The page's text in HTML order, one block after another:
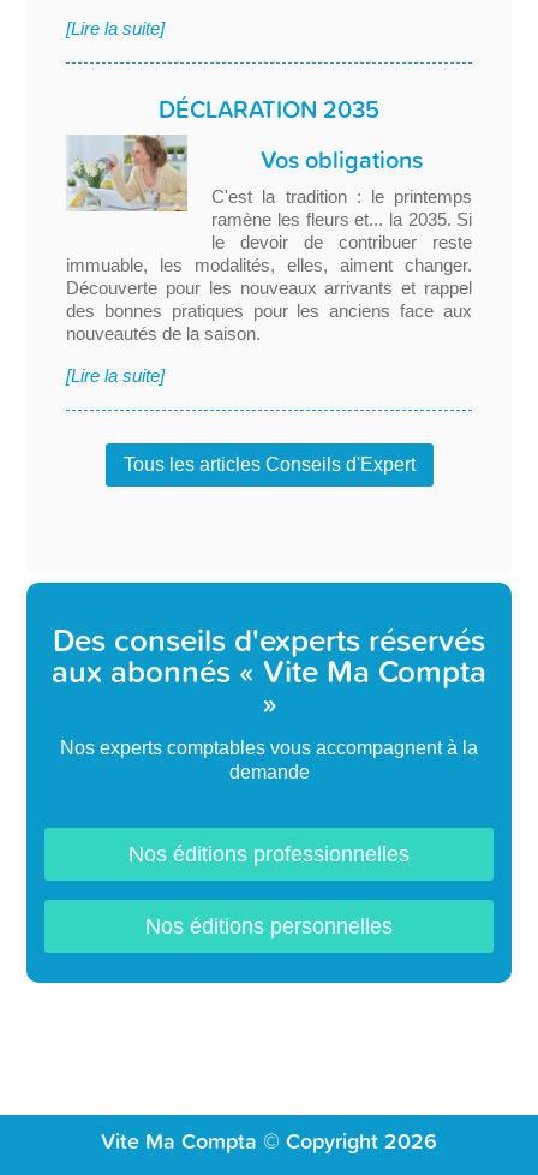
[Lire la suite]
DÉCLARATION 2035
Vos obligations
C'est la tradition : le printemps
ramène les fleurs et... la 2035. Si
le devoir de contribuer reste
immuable, les modalités, elles, aiment changer.
Découverte pour les nouveaux arrivants et rappel
des bonnes pratiques pour les anciens face aux
nouveautés de la saison.
[Lire la suite]
Tous les articles Conseils d'Expert
Des conseils d'experts réservés
aux abonnés « Vite Ma Compta
»
Nos experts comptables vous accompagnent à la
demande
Nos éditions professionnelles
Nos éditions personnelles
Vite Ma Compta © Copyright 2026